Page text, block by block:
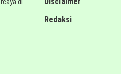
di
Redaksi